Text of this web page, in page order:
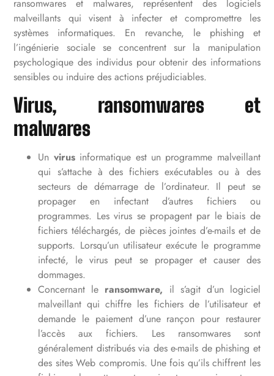
ransomwares et malwares, représentent des logiciels
malveillants qui visent à infecter et compromettre les
systèmes informatiques. En revanche, le phishing et
l’ingénierie sociale se concentrent sur la manipulation
psychologique des individus pour obtenir des informations
sensibles ou induire des actions préjudiciables.
Virus, ransomwares et
malwares
Un virus informatique est un programme malveillant
qui s’attache à des fichiers exécutables ou à des
secteurs de démarrage de l’ordinateur. Il peut se
propager en infectant d’autres fichiers ou
programmes. Les virus se propagent par le biais de
fichiers téléchargés, de pièces jointes d’e-mails et de
supports. Lorsqu’un utilisateur exécute le programme
infecté, le virus peut se propager et causer des
dommages.
Concernant le ransomware, il s’agit d’un logiciel
malveillant qui chiffre les fichiers de l’utilisateur et
demande le paiement d’une rançon pour restaurer
l’accès aux fichiers. Les ransomwares sont
généralement distribués via des e-mails de phishing et
des sites Web compromis. Une fois qu’ils chiffrent les